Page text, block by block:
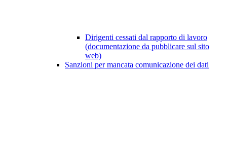
Dirigenti cessati dal rapporto di lavoro
(documentazione da pubblicare sul sito
web)
Sanzioni per mancata comunicazione dei dati